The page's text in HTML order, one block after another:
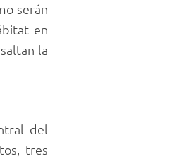
serán
en
la
del
tres